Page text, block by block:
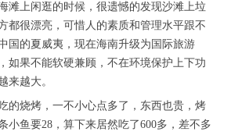
滩上闲逛的时候，很遗憾的发现沙滩上垃
都很漂亮，可惜人的素质和管理水平跟不
国的夏威夷，现在海南升级为国际旅游
如果不能软硬兼顾，不在环境保护上下功
来越大。
的烧烤，一不小心点多了，东西也贵，烤
小鱼要28，算下来居然吃了600多，差不多